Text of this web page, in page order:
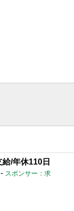
/年休110日
- スポンサー：求